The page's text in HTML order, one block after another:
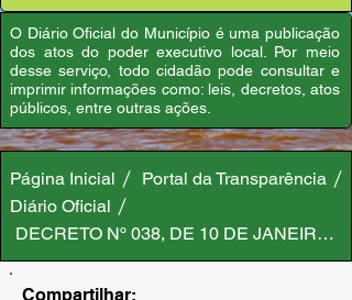
O Diário Oficial do Município é uma publicação
dos atos do poder executivo local. Por meio
desse serviço, todo cidadão pode consultar e
imprimir informações como: leis, decretos, atos
públicos, entre outras ações.
Página Inicial
Portal da Transparência
Diário Oficial
DECRETO Nº 038, DE 10 DE JANEIRO
Compartilhar: